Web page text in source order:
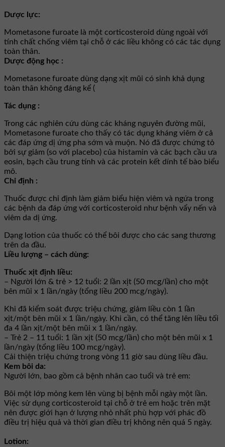
Dược lực:
Mometasone furoate là một corticosteroid dùng ngoài với
tính chất chống viêm tại chỗ ở các liều không có các tác dụng
toàn thân.
Dược động học :
Mometasone furoate dùng dạng xịt mũi có sinh khả dụng
toàn thân không đáng kể (
Tác dụng :
Trong các nghiên cứu dùng các kháng nguyên đường mũi,
Mometasone furoate cho thấy có tác dụng kháng viêm ở cả
các đáp ứng dị ứng pha sớm và muộn. Nó đã được chứng tỏ
bởi sự giảm (so với placebo) của histamin và các bạch cầu ưa
eosin, bạch cầu trung tính và các protein kết dính tế bào biểu
mô.
Chỉ định :
Thuốc được chỉ định làm giảm biểu hiện viêm và ngứa trong
các bệnh da đáp ứng với corticosteroid như bệnh vẩy nến và
viêm da dị ứng.
Dạng lotion của thuốc có thể bôi được cho các sang thương
trên da đầu.
Liều lượng – cách dùng:
Thuốc xịt định liều:
– Người lớn & trẻ > 12 tuổi: 2 lần xịt (50 mcg/lần) cho một
bên mũi x 1 lần/ngày (tổng liều 200 mcg/ngày).
Khi đã kiểm soát được triệu chứng, giảm liều còn 1 lần
xịt/một bên mũi x 1 lần/ngày. Khi cần, có thể tăng lên liều tối
đa 4 lần xịt/một bên mũi x 1 lần/ngày.
– Trẻ 2 – 11 tuổi: 1 lần xịt (50 mcg/lần) cho một bên mũi x 1
lần/ngày (tổng liều 100 mcg/ngày).
Cải thiện triệu chứng trong vòng 11 giờ sau dùng liều đầu.
Kem bôi da:
Người lớn, bao gồm cả bệnh nhân cao tuổi và trẻ em:
Bôi một lớp mỏng kem lên vùng bị bệnh mỗi ngày một lần.
Việc sử dụng corticosteroid tại chỗ ở trẻ em hoặc trên mặt
nên được giới hạn ở lượng nhỏ nhất phù hợp với phác đồ
điều trị hiệu quả và thời gian điều trị không nên quá 5 ngày.
Lotion: